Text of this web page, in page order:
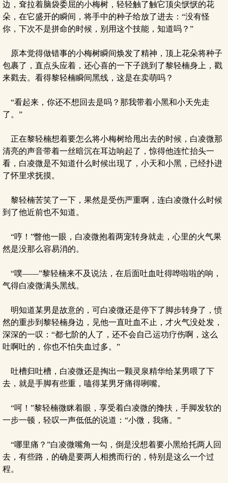
边，耷拉着脑袋委屈的小梅树，轻轻触了触它顶尖恹恹的花
朵，在它盛开的瞬间，将手中的种子给放了进去：“没有怪
你，下次不是拼命的时候，别用这个技能，知道吗？”
原本觉得做错事的小梅树瞬间焕发了精神，顶上花朵将种子
包裹了，直点头应着，还心喜的一下子跳到了黎轻楠身上，戳
来戳去。看得黎轻楠瞬间黑线，这是在卖萌吗？
“看起来，你还不想回去是吗？那我带着小黑和小天先走
了。”
正在黎轻楠想着要怎么将小梅树给甩出去的时候，白凌微那
清亮的声音带着一丝暗沉在耳边响起了，惊得他连忙抬头一
看，白凌微是不知道什么时候出现了，小天和小黑，已经扑进
了怀里求抚摸。
黎轻楠苦笑了一下，果然是受伤严重啊，连白凌微什么时候
到了他近前也不知道。
“哼！”瞥他一眼，白凌微抱着两宠转身就走，心里的火气果
然是没那么容易消的。
“噗——”黎轻楠来不及说法，在后面吐血吐得哗啦啦的响，
气得白凌微满头黑线。
明知道某男是故意的，可白凌微还是停下了脚步转身了，愤
然的重步到黎轻楠身边，见他一直吐血不止，才火气没处发，
深深的一叹：“都七阶的人了，还不会自己运功疗伤啊，这么
吐啊吐的，你也不怕失血过多。”
吐槽归吐槽，白凌微还是掏出一颗灵泉精华给某男喂了下
去，就是手脚有些重，嗑得某男牙痛得咧嘴。
“呵！”黎轻楠微眯着眼，享受着白凌微的搀扶，手脚发软的
一步一顿，轻叹一声低低的说道：“小微，我痛。”
“哪里痛？”白凌微嘴角一勾，倒是没想着要小黑给托两人回
去，有些路，的确是要两人相携而行的，特别是这么一个过
程。